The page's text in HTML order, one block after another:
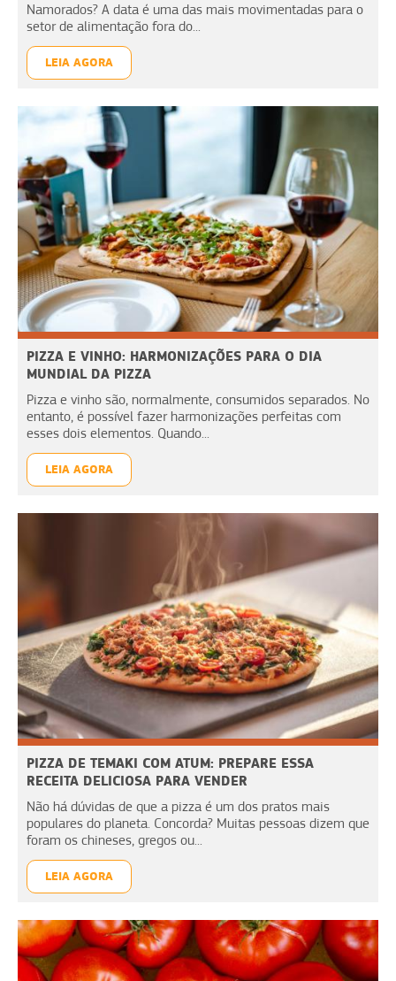
Namorados? A data é uma das mais movimentadas para o
setor de alimentação fora do...
LEIA AGORA
PIZZA E VINHO: HARMONIZAÇÕES PARA O DIA
MUNDIAL DA PIZZA
Pizza e vinho são, normalmente, consumidos separados. No
entanto, é possível fazer harmonizações perfeitas com
esses dois elementos. Quando...
LEIA AGORA
PIZZA DE TEMAKI COM ATUM: PREPARE ESSA
RECEITA DELICIOSA PARA VENDER
Não há dúvidas de que a pizza é um dos pratos mais
populares do planeta. Concorda? Muitas pessoas dizem que
foram os chineses, gregos ou...
LEIA AGORA